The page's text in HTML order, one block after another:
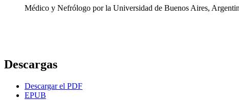
Médico y Nefrólogo por la Universidad de Buenos Aires,
Descargas
Descargar el PDF
EPUB